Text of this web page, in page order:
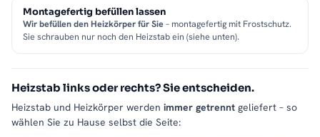
Montagefertig befüllen lassen
Wir befüllen den Heizkörper für Sie– montagefertig mit Frostschutz.
Sie schrauben nur noch den Heizstab ein (siehe unten).
Heizstab links oder rechts? Sie entscheiden.
Heizstab und Heizkörper werden immer getrennt geliefert – so
wählen Sie zu Hause selbst die Seite: